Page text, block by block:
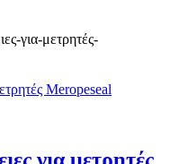
για-μετρητές-